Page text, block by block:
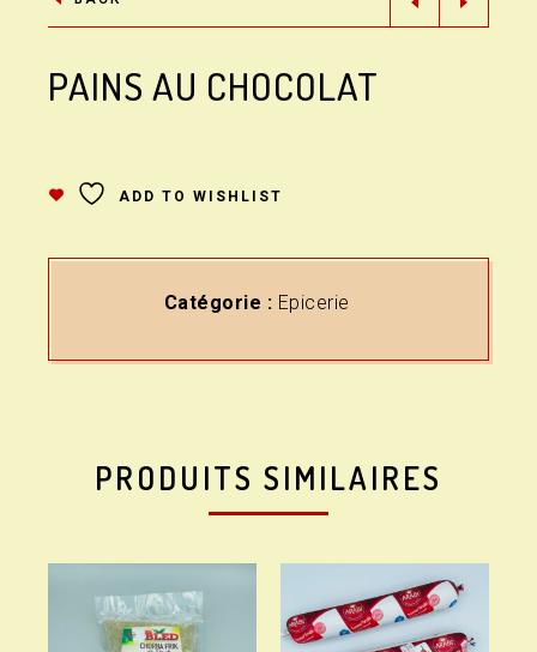
PAINS AU CHOCOLAT
ADD TO WISHLIST
Catégorie : Epicerie
PRODUITS SIMILAIRES